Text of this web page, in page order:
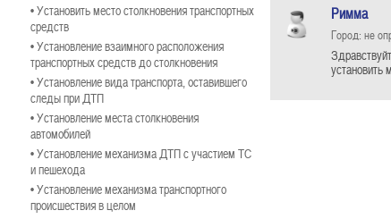
• Установить место столкновения транспортных
средств
• Установление взаимного расположения
транспортных средств до столкновения
• Установление вида транспорта, оставившего
следы при ДТП
• Установление места столкновения
автомобилей
• Установление механизма ДТП с участием ТС
и пешехода
• Установление механизма транспортного
происшествия в целом
Римма
Город: не
установить